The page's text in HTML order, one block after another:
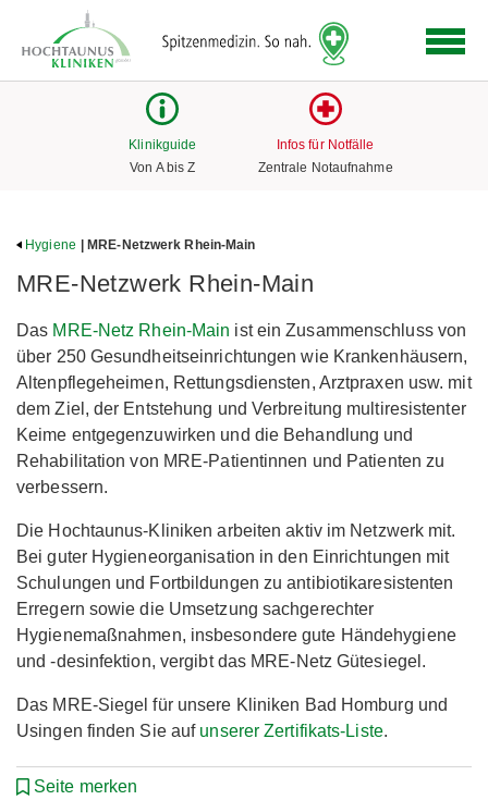
Link
zur
Klinikguide
Von A bis Z
Infos für Notfälle
Zentrale Notaufnahme
Hygiene | MRE-Netzwerk Rhein-Main
MRE-Netzwerk Rhein-Main
Das MRE-Netz Rhein-Main ist ein Zusammenschluss von
über 250 Gesundheitseinrichtungen wie Krankenhäusern,
Altenpflegeheimen, Rettungsdiensten, Arztpraxen usw. mit
dem Ziel, der Entstehung und Verbreitung multiresistenter
Keime entgegenzuwirken und die Behandlung und
Rehabilitation von MRE-Patientinnen und Patienten zu
verbessern.
Die Hochtaunus-Kliniken arbeiten aktiv im Netzwerk mit.
Bei guter Hygieneorganisation in den Einrichtungen mit
Schulungen und Fortbildungen zu antibiotikaresistenten
Erregern sowie die Umsetzung sachgerechter
Hygienemaßnahmen, insbesondere gute Händehygiene
und -desinfektion, vergibt das MRE-Netz Gütesiegel.
Das MRE-Siegel für unsere Kliniken Bad Homburg und
Usingen finden Sie auf unserer Zertifikats-Liste.
Seite merken